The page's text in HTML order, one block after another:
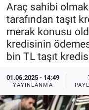
Araç sahibi
tarafından taşıt
merak konusu
kredisinin
bin TL taşıt
01.06.2025 - 14:49
YAYINLANMA
Dünya
Ege Saati
Ege'den Esintiler
Spor
Yayın Akışı
İletişim
Son Dakika
Haber Arşivi